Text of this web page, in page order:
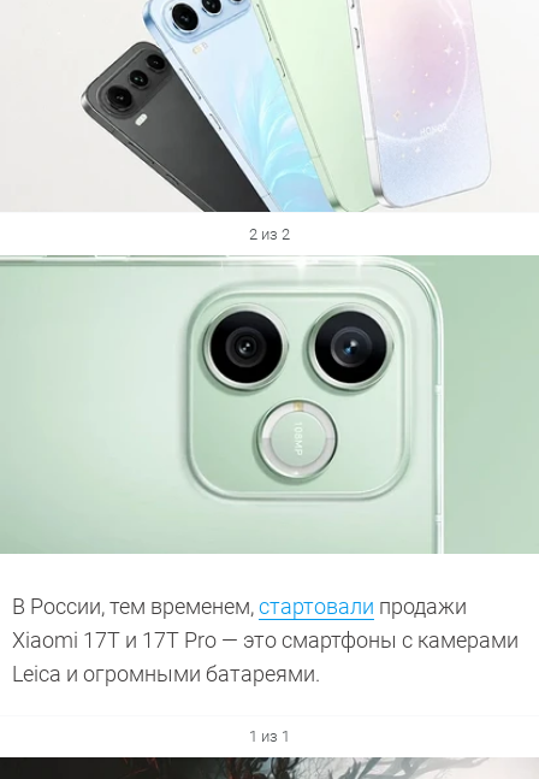
2 из 2
В России, тем временем,стартовали продажи
Xiaomi 17T и 17T Pro — это смартфоны с камерами
Leica и огромными батареями.
1 из 1